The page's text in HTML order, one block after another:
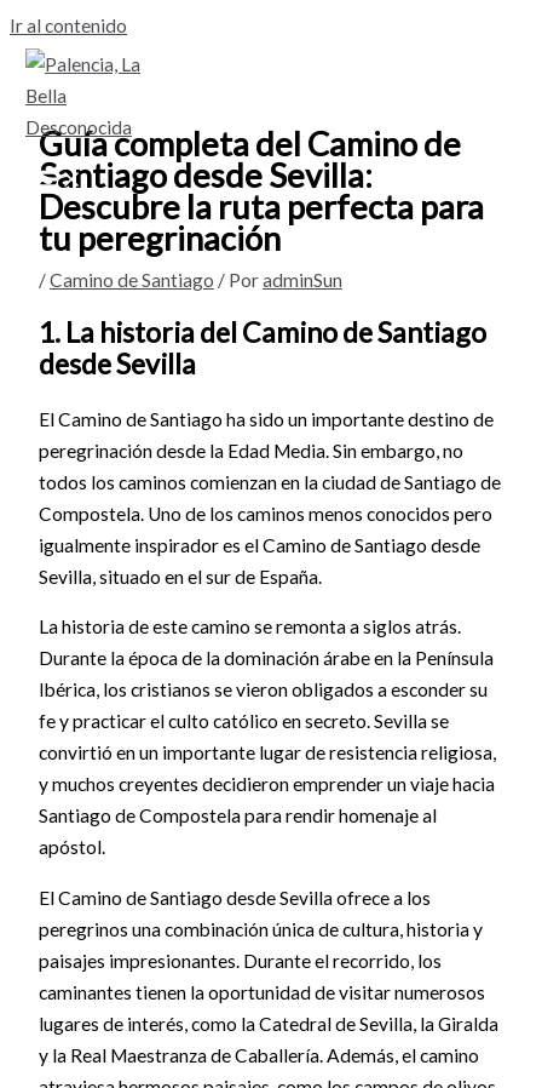
Ir al contenido
Guía completa del Camino de
Santiago desde Sevilla:
Descubre la ruta perfecta para
tu peregrinación
/Camino de Santiago / PoradminSun
1. La historia del Camino de Santiago
desde Sevilla
El Camino de Santiago ha sido un importante destino de
peregrinación desde la Edad Media. Sin embargo, no
todos los caminos comienzan en la ciudad de Santiago de
Compostela. Uno de los caminos menos conocidos pero
igualmente inspirador es el Camino de Santiago desde
Sevilla, situado en el sur de España.
La historia de este camino se remonta a siglos atrás.
Durante la época de la dominación árabe en la Península
Ibérica, los cristianos se vieron obligados a esconder su
fe y practicar el culto católico en secreto. Sevilla se
convirtió en un importante lugar de resistencia religiosa,
y muchos creyentes decidieron emprender un viaje hacia
Santiago de Compostela para rendir homenaje al
apóstol.
El Camino de Santiago desde Sevilla ofrece a los
peregrinos una combinación única de cultura, historia y
paisajes impresionantes. Durante el recorrido, los
caminantes tienen la oportunidad de visitar numerosos
lugares de interés, como la Catedral de Sevilla, la Giralda
y la Real Maestranza de Caballería. Además, el camino